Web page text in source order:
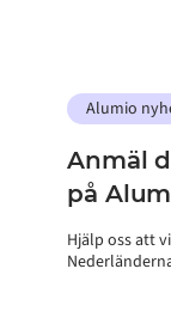
Alumio
Anmäl
på
Hjälp oss att